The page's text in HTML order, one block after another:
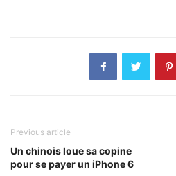
Previous article
Un chinois loue sa copine
pour se payer un iPhone 6